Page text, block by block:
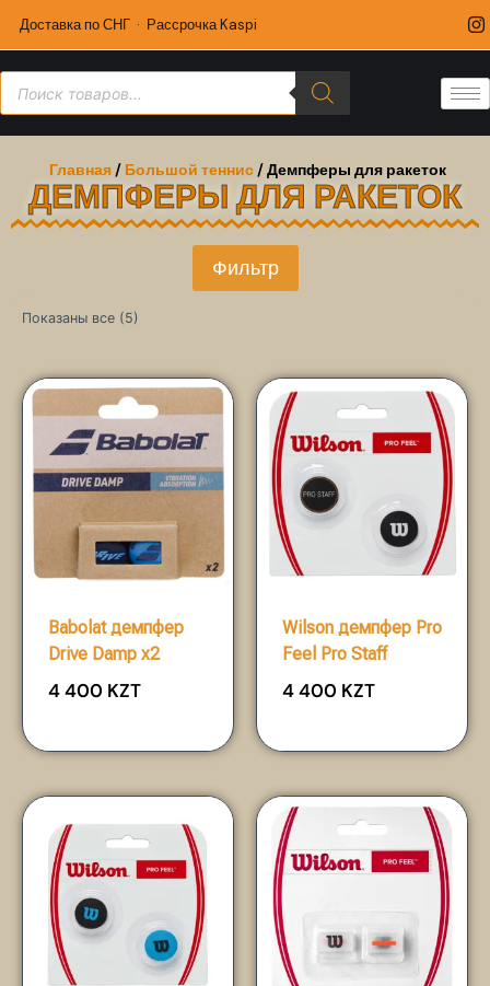
Доставка по СНГ · Рассрочка Kaspi
Главная / Большой теннис / Демпферы для ракеток
ДЕМПФЕРЫ ДЛЯ РАКЕТОК
Фильтр
Показаны все (5)
Babolat демпфер
Drive Damp x2
4 400 KZT
Wilson демпфер Pro
Feel Pro Staff
4 400 KZT